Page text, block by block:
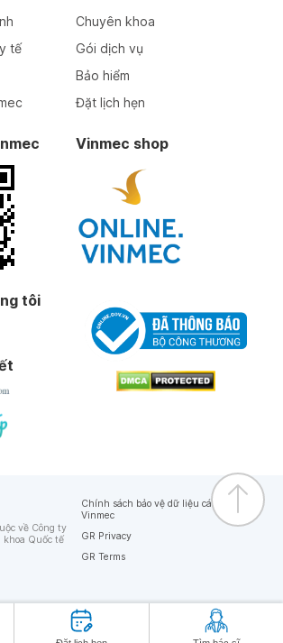
tế
Chuyên khoa
Gói dịch vụ
Bảo hiểm
Đặt lịch hẹn
Vinmec shop
tôi
về Công ty
Quốc tế
Chính sách bảo vệ dữ liệu cá nhân của
Vinmec
GR Privacy
GR Terms